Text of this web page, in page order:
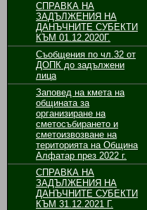
СПРАВКА НА
ЗАДЪЛЖЕНИЯ НА
ДАНЪЧНИТЕ СУБЕКТИ
КЪМ 01.12.2020Г.
Съобщения по чл.32 от
ДОПК до задължени
лица
Заповед на кмета на
общината за
организиране на
сметосъбирането и
сметоизвозване на
територията на Община
Алфатар през 2022 г.
СПРАВКА НА
ЗАДЪЛЖЕНИЯ НА
ДАНЪЧНИТЕ СУБЕКТИ
КЪМ 31.12.2021 Г.